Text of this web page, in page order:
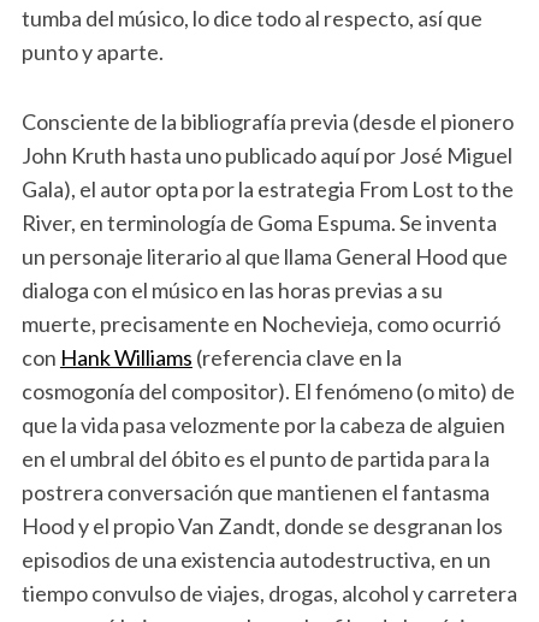
tumba del músico, lo dice todo al respecto, así que
punto y aparte.
Consciente de la bibliografía previa (desde el pionero
John Kruth hasta uno publicado aquí por José Miguel
Gala), el autor opta por la estrategia From Lost to the
River, en terminología de Goma Espuma. Se inventa
un personaje literario al que llama General Hood que
dialoga con el músico en las horas previas a su
muerte, precisamente en Nochevieja, como ocurrió
con Hank Williams (referencia clave en la
cosmogonía del compositor). El fenómeno (o mito) de
que la vida pasa velozmente por la cabeza de alguien
en el umbral del óbito es el punto de partida para la
postrera conversación que mantienen el fantasma
Hood y el propio Van Zandt, donde se desgranan los
episodios de una existencia autodestructiva, en un
tiempo convulso de viajes, drogas, alcohol y carretera